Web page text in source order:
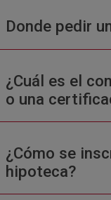
Donde pedir
¿Cuál es el
o una
¿Cómo se
hipoteca?